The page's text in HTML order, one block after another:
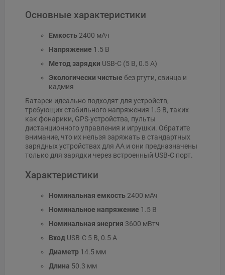
Основные характеристики
Емкость2400 мАч
Напряжение 1.5 В
Метод зарядки USB-C (5 В, 0.5 А)
Экологически чистые без ртути, свинца и
кадмия
Батареи идеально подходят для устройств,
требующих стабильного напряжения 1.5 В, таких
как фонарики, GPS-устройства, пульты
дистанционного управления и игрушки. Обратите
внимание, что их нельзя заряжать в стандартных
зарядных устройствах для AA и они предназначены
только для зарядки через встроенный USB-C порт.
Характеристики
Номинальная емкость2400 мАч
Номинальное напряжение 1.5 В
Номинальная энергия 3600 мВтч
ВходUSB-C 5 В, 0.5 А
Диаметр14.5 мм
Длина 50.3 мм